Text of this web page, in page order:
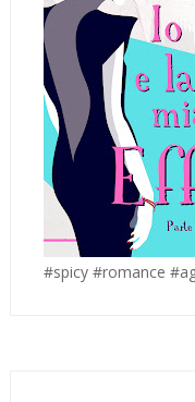
#spicy #romance